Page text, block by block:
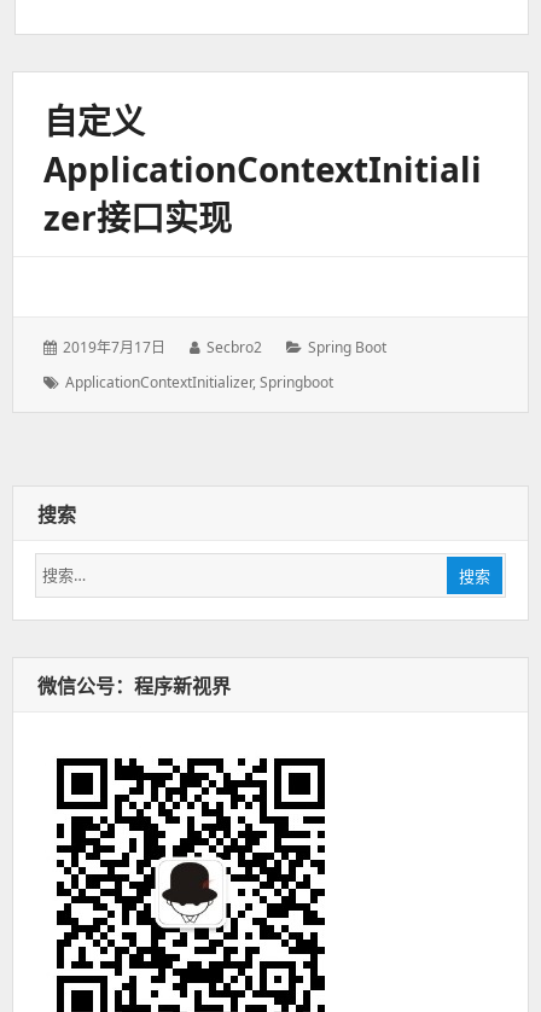
自定义
ApplicationContextInitiali
Zer接口实现
发
于：
2019年7月17日
作
Secbro2
分
Spring Boot
标
ApplicationContextInitializer,Springboot
搜索
搜
索：
搜索
微信公号：程序新视界